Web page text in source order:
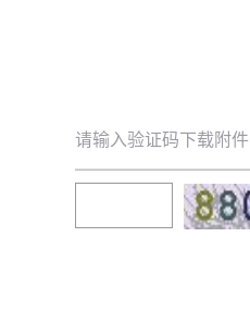
请输入验证码下载附件